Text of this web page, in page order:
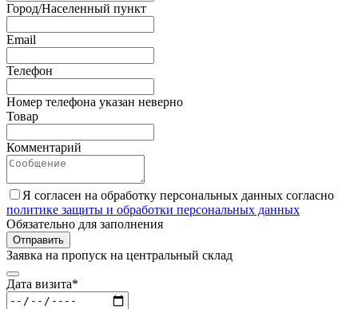
Город/Населенный пункт
Email
Телефон
Номер телефона указан неверно
Товар
Комментарий
Я согласен на обработку персональных данных согласно
политике защиты и обработки персональных данных
Обязательно для заполнения
Отправить
Заявка на пропуск на центральный склад
Дата визита*